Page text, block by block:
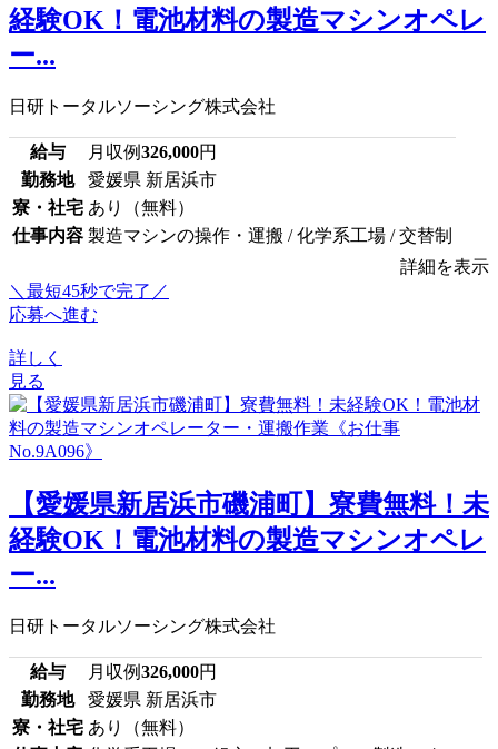
経験OK！電池材料の製造マシンオペレ
ー...
日研トータルソーシング株式会社
給与 月収例326,000円
勤務地
愛媛県 新居浜市
寮・社宅 あり（無料）
仕事内容 製造マシンの操作・運搬 / 化学系工場 / 交替制
詳細を表示
＼最短45秒で完了／
応募へ進む
詳しく
見る
【愛媛県新居浜市磯浦町】寮費無料！未
経験OK！電池材料の製造マシンオペレ
ー...
日研トータルソーシング株式会社
給与 月収例326,000円
勤務地
愛媛県 新居浜市
寮・社宅 あり（無料）